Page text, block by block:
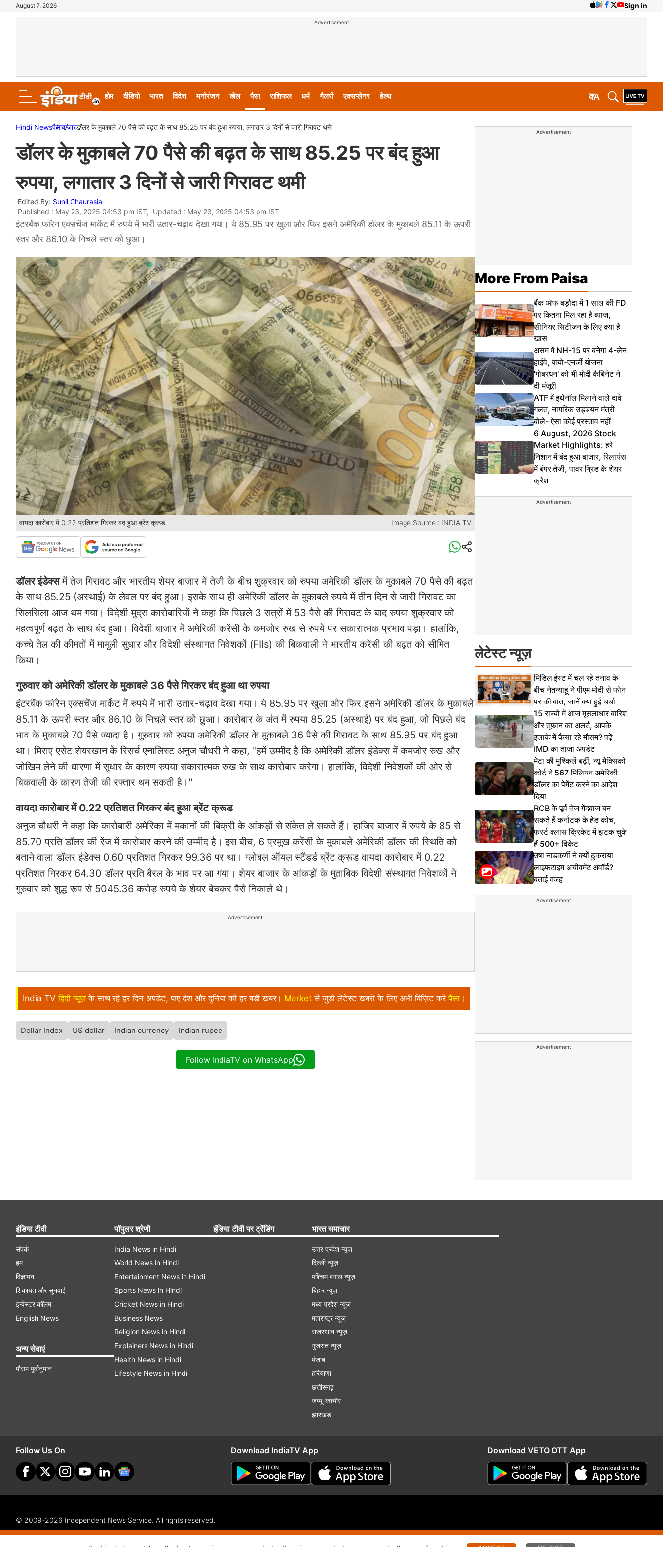
August 7, 2026 Sign in
Advertisement
होम वीडियो भारत विदेश मनोरंजन खेल पैसा राशिफल धर्म गैलरी एक्सप्लेनर हेल्थ A
क
Hindi Newsपैसाबाजारडॉलर के मुकाबले 70 पैसे की बढ़त के साथ 85.25 पर बंद हुआ रुपया, लगातार 3 दिनों से जारी गिरावट थमी
डॉलर के मुकाबले 70 पैसे की बढ़त के साथ 85.25 पर बंद हुआ
रुपया, लगातार 3 दिनों से जारी गिरावट थमी
Edited By: Sunil Chaurasia
Published : May 23, 2025 04:53 pm IST, Updated : May 23, 2025 04:53 pm IST
इंटरबैंक फॉरेन एक्सचेंज मार्केट में रुपये में भारी उतार-चढ़ाव देखा गया। ये 85.95 पर खुला और फिर इसने अमेरिकी डॉलर के मुकाबले 85.11 के ऊपरी
स्तर और 86.10 के निचले स्तर को छुआ।
वायदा कारोबार में 0.22 प्रतिशत गिरकर बंद हुआ ब्रेंट क्रूड Image Source : INDIA TV
डॉलर इंडेक्समें तेज गिरावट और भारतीय शेयर बाजार में तेजी के बीच शुक्रवार को रुपया अमेरिकी डॉलर के मुकाबले 70 पैसे की बढ़त
के साथ 85.25 (अस्थाई) के लेवल पर बंद हुआ। इसके साथ ही अमेरिकी डॉलर के मुकाबले रुपये में तीन दिन से जारी गिरावट का
सिलसिला आज थम गया। विदेशी मुद्रा कारोबारियों ने कहा कि पिछले 3 सत्रों में 53 पैसे की गिरावट के बाद रुपया शुक्रवार को
महत्वपूर्ण बढ़त के साथ बंद हुआ। विदेशी बाजार में अमेरिकी करेंसी के कमजोर रुख से रुपये पर सकारात्मक प्रभाव पड़ा। हालांकि,
कच्चे तेल की कीमतों में मामूली सुधार और विदेशी संस्थागत निवेशकों (FIIs) की बिकवाली ने भारतीय करेंसी की बढ़त को सीमित
किया।
गुरुवार को अमेरिकी डॉलर के मुकाबले 36 पैसे गिरकर बंद हुआ था रुपया
इंटरबैंक फॉरेन एक्सचेंज मार्केट में रुपये में भारी उतार-चढ़ाव देखा गया। ये 85.95 पर खुला और फिर इसने अमेरिकी डॉलर के मुकाबले
85.11 के ऊपरी स्तर और 86.10 के निचले स्तर को छुआ। कारोबार के अंत में रुपया 85.25 (अस्थाई) पर बंद हुआ, जो पिछले बंद
भाव के मुकाबले 70 पैसे ज्यादा है। गुरुवार को रुपया अमेरिकी डॉलर के मुकाबले 36 पैसे की गिरावट के साथ 85.95 पर बंद हुआ
था। मिराए एसेट शेयरखान के रिसर्च एनालिस्ट अनुज चौधरी ने कहा, ''हमें उम्मीद है कि अमेरिकी डॉलर इंडेक्स में कमजोर रुख और
जोखिम लेने की धारणा में सुधार के कारण रुपया सकारात्मक रुख के साथ कारोबार करेगा। हालांकि, विदेशी निवेशकों की ओर से
बिकवाली के कारण तेजी की रफ्तार थम सकती है।''
वायदा कारोबार में 0.22 प्रतिशत गिरकर बंद हुआ ब्रेंट क्रूड
अनुज चौधरी ने कहा कि कारोबारी अमेरिका में मकानों की बिक्री के आंकड़ों से संकेत ले सकते हैं। हाजिर बाजार में रुपये के 85 से
85.70 प्रति डॉलर की रेंज में कारोबार करने की उम्मीद है। इस बीच, 6 प्रमुख करेंसी के मुकाबले अमेरिकी डॉलर की स्थिति को
बताने वाला डॉलर इंडेक्स 0.60 प्रतिशत गिरकर 99.36 पर था। ग्लोबल ऑयल स्टैंडर्ड ब्रेंट क्रूड वायदा कारोबार में 0.22
प्रतिशत गिरकर 64.30 डॉलर प्रति बैरल के भाव पर आ गया। शेयर बाजार के आंकड़ों के मुताबिक विदेशी संस्थागत निवेशकों ने
गुरुवार को शुद्ध रूप से 5045.36 करोड़ रुपये के शेयर बेचकर पैसे निकाले थे।
Advertisement
India TV हिंदी न्यूज़ के साथ रहें हर दिन अपडेट, पाएं देश और दुनिया की हर बड़ी खबर। Market से जुड़ी लेटेस्ट खबरों के लिए अभी विज़िट करें पैसा ।
Dollar Index US dollar Indian currency Indian rupee
Follow IndiaTV on WhatsApp
Advertisement
More From Paisa
बैंक ऑफ बड़ौदा में 1 साल की FD
पर कितना मिल रहा है ब्याज,
सीनियर सिटीजन के लिए क्या है
खास
असम में NH-15 पर बनेगा 4-लेन
हाईवे, बायो-एनर्जी योजना
'गोबरधन' को भी मोदी कैबिनेट ने
दी मंजूरी
ATF में इथेनॉल मिलाने वाले दावे
गलत, नागरिक उड्डयन मंत्री
बोले- ऐसा कोई प्रस्ताव नहीं
6 August, 2026 Stock
Market Highlights: हरे
निशान में बंद हुआ बाजार, रिलायंस
में बंपर तेजी, पावर ग्रिड के शेयर
क्रैश
Advertisement
लेटेस्ट न्यूज़
मिडिल ईस्ट में चल रहे तनाव के
बीच नेतन्याहू ने पीएम मोदी से फोन
पर की बात, जानें क्या हुई चर्चा
15 राज्यों में आज मूसलाधार बारिश
और तूफान का अलर्ट, आपके
इलाके में कैसा रहे मौसम? पढ़ें
IMD का ताजा अपडेट
मेटा की मुश्किलें बढ़ीं, न्यू मैक्सिको
कोर्ट ने 567 मिलियन अमेरिकी
डॉलर का पेमेंट करने का आदेश
दिया
RCB के पूर्व तेज गेंदबाज बन
सकते हैं कर्नाटक के हेड कोच,
फर्स्ट क्लास क्रिकेट में झटक चुके
हैं 500+ विकेट
उषा नाडकर्णी ने क्यों ठुकराया
लाइफटाइम अचीवमेंट अवॉर्ड?
बताई वजह
Advertisement
Advertisement
इंडिया टीवी
संपर्क
हम
विज्ञापन
शिकायत और सुनवाई
इन्वेस्टर कॉलम
English News
अन्य सेवाएं
मौसम पूर्वानुमान
पॉपुलर श्रेणी
India News in Hindi
World News in Hindi
Entertainment News in Hindi
Sports News in Hindi
Cricket News in Hindi
Business News
Religion News in Hindi
Explainers News in Hindi
Health News in Hindi
Lifestyle News in Hindi
इंडिया टीवी पर ट्रेंडिंग भारत समाचार
उत्तर प्रदेश न्यूज़
दिल्ली न्यूज़
पश्चिम बंगाल न्यूज़
बिहार न्यूज़
मध्य प्रदेश न्यूज़
महाराष्ट्र न्यूज़
राजस्थान न्यूज़
गुजरात न्यूज़
पंजाब
हरियाणा
छत्तीसगढ़
जम्मू-कश्मीर
झारखंड
Follow Us On Download IndiaTV App Download VETO OTT App
© 2009-2026 Independent News Service. All rights reserved.
Site Map
Terms Of Use Privacy Policy CSR Policy Complaint Redressal RSS RIO
Distribution